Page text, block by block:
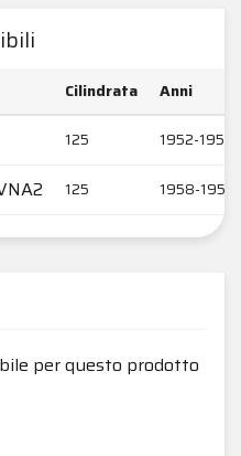
Cilindrata
Anni
125 1952-1959
125 1958-1959
per questo prodotto